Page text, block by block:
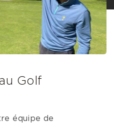
Golf
équipe de